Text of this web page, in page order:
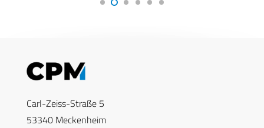
Carl-Zeiss-Straße 5
53340 Meckenheim